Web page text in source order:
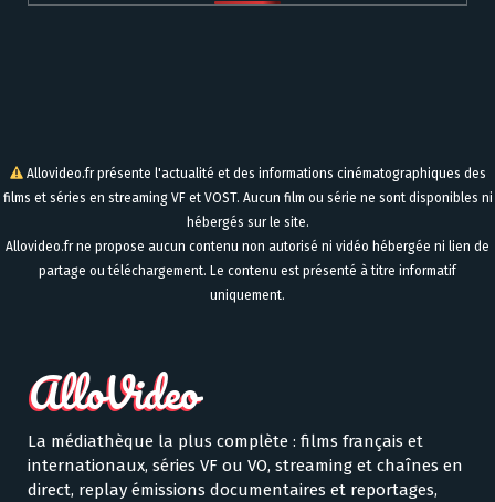
Allovideo.fr présente l'actualité et des informations cinématographiques des
films et séries en streaming VF et VOST. Aucun film ou série ne sont disponibles ni
hébergés sur le site.
Allovideo.fr ne propose aucun contenu non autorisé ni vidéo hébergée ni lien de
partage ou téléchargement. Le contenu est présenté à titre informatif
uniquement.
La médiathèque la plus complète : films français et
internationaux, séries VF ou VO, streaming et chaînes en
direct, replay émissions documentaires et reportages,